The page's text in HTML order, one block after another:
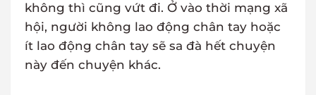
không thì cũng vứt đi. Ở vào thời mạng xã
hội, người không lao động chân tay hoặc
ít lao động chân tay sẽ sa đà hết chuyện
này đến chuyện khác.